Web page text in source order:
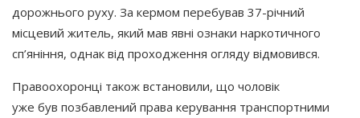
дорожнього руху. За кермом перебував 37-річний
місцевий житель, який мав явні ознаки наркотичного
сп’яніння, однак від проходження огляду відмовився.
Правоохоронці також встановили, що чоловік
уже був позбавлений права керування транспортними